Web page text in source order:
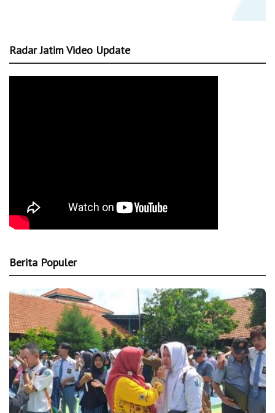
Radar Jatim Video Update
Berita Populer